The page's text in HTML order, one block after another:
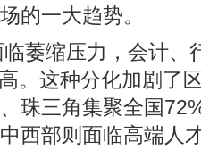
的一大趋势。
萎缩压力，会计、
。这种分化加剧了
珠三角集聚全国
西部则面临高端人